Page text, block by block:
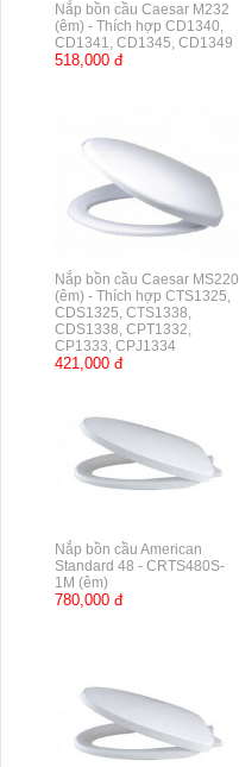
Nắp bồn cầu Caesar M232
(êm) - Thích hợp CD1340,
CD1341, CD1345, CD1349
518,000 đ
Nắp bồn cầu Caesar MS220
(êm) - Thích hợp CTS1325,
CDS1325, CTS1338,
CDS1338, CPT1332,
CP1333, CPJ1334
421,000 đ
Nắp bồn cầu American
Standard 48 - CRTS480S-
1M (êm)
780,000 đ